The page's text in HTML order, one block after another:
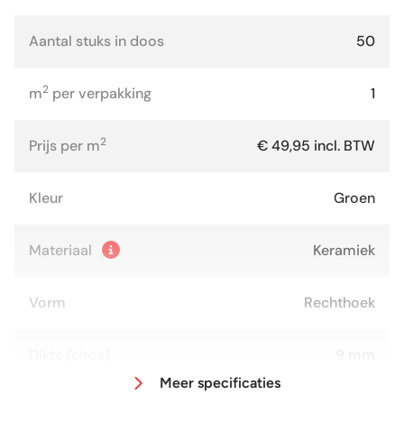
Aantal stuks in doos 50
m2 per verpakking 1
Prijs per m2 € 49,95 incl. BTW
Kleur Groen
Materiaal Keramiek
Vorm Rechthoek
Meer specificaties